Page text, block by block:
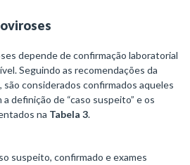
depende de confirmação laboratorial
Seguindo as recomendações da
são considerados confirmados aqueles
definição de “caso suspeito” e os
na Tabela 3.
suspeito, confirmado e exames